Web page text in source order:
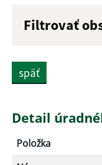
Filtrovať
Filtrovať
späť
Detail
Položka